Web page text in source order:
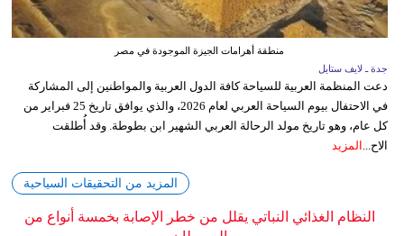
منطقة أهرامات الجيزة الموجودة في مصر
جدة ـ لايف ستايل
دعت المنظمة العربية للسياحة كافة الدول العربية والمواطنين إلى المشاركة
في الاحتفال بيوم السياحة العربي لعام 2026، والذي يوافق تاريخ 25 فبراير من
كل عام، وهو تاريخ مولد الرحالة العربي الشهير ابن بطوطة. وقد أُطلقت
الاح... المزيد
المزيد من التحقيقات السياحية
النظام الغذائي النباتي يقلل من خطر الإصابة بخمسة أنواع من